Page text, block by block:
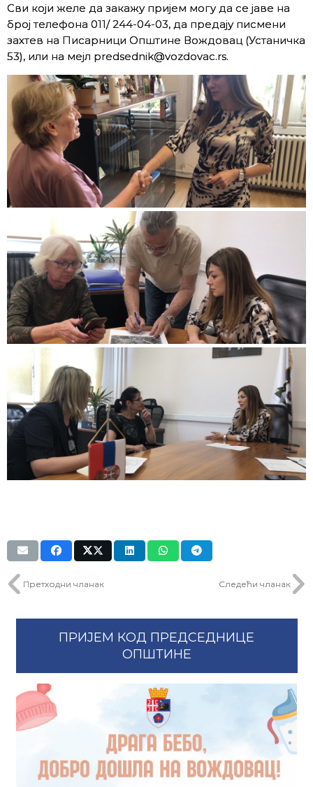
Сви који желе да закажу пријем могу да се јаве на
број телефона 011/ 244-04-03, да предају писмени
захтев на Писарници Општине Вождовац (Устаничка
53), или на мејл predsednik@vozdovac.rs.
Претходни чланак Следећи чланак
ПРИЈЕМ КОД ПРЕДСЕДНИЦЕ
ОПШТИНЕ